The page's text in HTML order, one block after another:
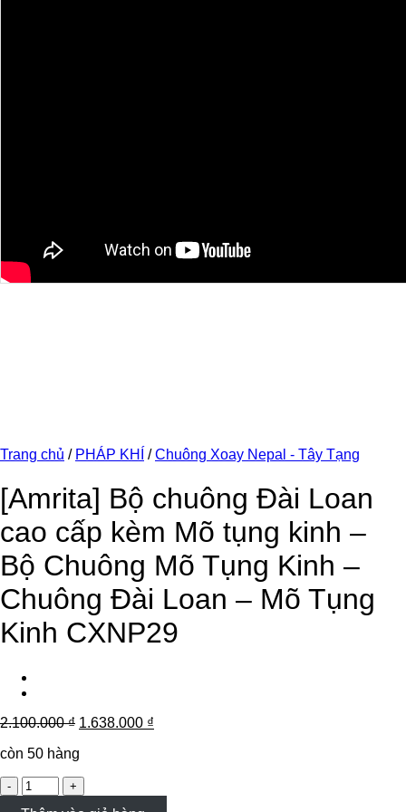
Trang chủ / PHÁP KHÍ / Chuông Xoay Nepal - Tây Tạng
[Amrita] Bộ chuông Đài Loan
cao cấp kèm Mõ tụng kinh –
Bộ Chuông Mõ Tụng Kinh –
Chuông Đài Loan – Mõ Tụng
Kinh CXNP29
2.100.000₫ 1.638.000 ₫
còn 50 hàng
[Amrita]
Bộ